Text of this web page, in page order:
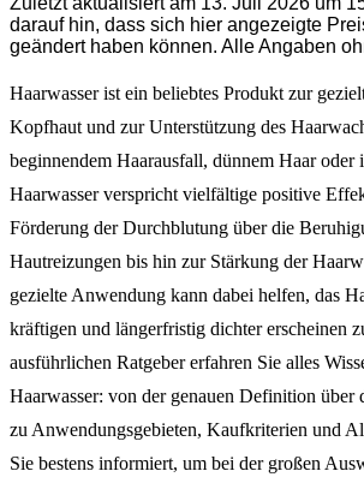
darauf hin, dass sich hier angezeigte
geändert haben können. Alle Angaben
Haarwasser ist ein beliebtes Produkt zur
Kopfhaut und zur Unterstützung des
beginnendem Haarausfall, dünnem Haar
Haarwasser verspricht vielfältige positive
Förderung der Durchblutung über die
Hautreizungen bis hin zur Stärkung der
gezielte Anwendung kann dabei helfen, das
kräftigen und längerfristig dichter erscheinen
ausführlichen Ratgeber erfahren Sie alles
Haarwasser: von der genauen Definition über
zu Anwendungsgebieten, Kaufkriterien und
Sie bestens informiert, um bei der großen